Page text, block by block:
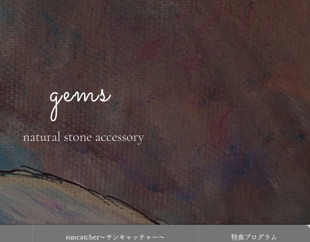
gems
natural stone accessory
suncatcher〜サンキャッチャー〜 特典プログラム